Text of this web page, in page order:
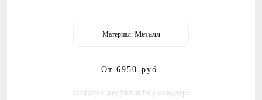
Материал: Металл
От 6950 руб.
Итоговую цену уточняйте у менеджера